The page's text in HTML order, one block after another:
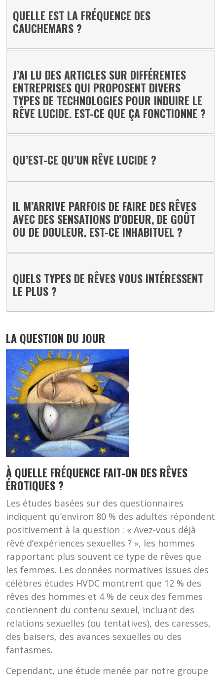
QUELLE EST LA FRÉQUENCE DES
CAUCHEMARS ?
J’AI LU DES ARTICLES SUR DIFFÉRENTES
ENTREPRISES QUI PROPOSENT DIVERS
TYPES DE TECHNOLOGIES POUR INDUIRE LE
RÊVE LUCIDE. EST-CE QUE ÇA FONCTIONNE ?
QU’EST-CE QU’UN RÊVE LUCIDE ?
IL M’ARRIVE PARFOIS DE FAIRE DES RÊVES
AVEC DES SENSATIONS D’ODEUR, DE GOÛT
OU DE DOULEUR. EST-CE INHABITUEL ?
QUELS TYPES DE RÊVES VOUS INTÉRESSENT
LE PLUS ?
LA QUESTION DU JOUR
Image
À QUELLE FRÉQUENCE FAIT-ON DES RÊVES
ÉROTIQUES ?
Les études basées sur des questionnaires
indiquent qu’environ 80 % des adultes répondent
positivement à la question : « Avez-vous déjà
rêvé d’expériences sexuelles ? », les hommes
rapportant plus souvent ce type de rêves que
les femmes. Les données normatives issues des
célèbres études HVDC montrent que 12 % des
rêves des hommes et 4 % de ceux des femmes
contiennent du contenu sexuel, incluant des
relations sexuelles (ou tentatives), des caresses,
des baisers, des avances sexuelles ou des
fantasmes.
Cependant, une étude menée par notre groupe